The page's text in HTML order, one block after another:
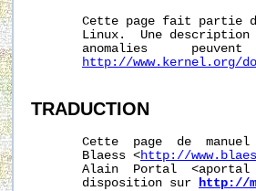
Cette page fait partie
Linux.  Une
anomalies      peuvent
http://www.kernel.org/
TRADUCTION
Cette  page  de
       Blaess <
http://
Alain  Portal
       disposition sur
http://